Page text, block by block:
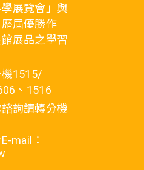
展覽會」與
歷屆優勝作
展品之學習
機1515/
、1516
詢請轉分機
mail：